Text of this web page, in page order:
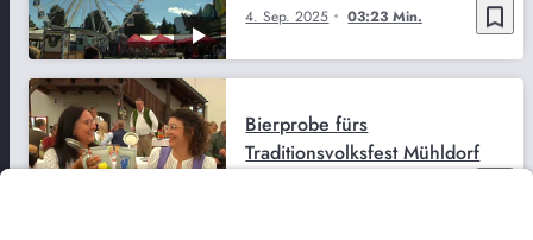
bookmark_border
4. Sep. 2025 03:23 Min.
Bierprobe fürs
Traditionsvolksfest Mühldorf